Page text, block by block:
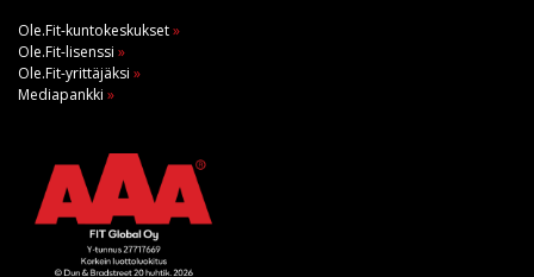
Ole.Fit-kuntokeskukset»
Ole.Fit-lisenssi »
Ole.Fit-yrittäjäksi »
Mediapankki »